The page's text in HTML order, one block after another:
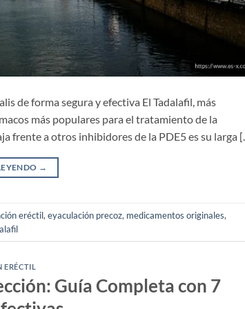
de forma segura y efectiva El Tadalafil, más
más populares para el tratamiento de la
frente a otros inhibidores de la PDE5 es su larga
→
eréctil, eyaculación precoz, medicamentos originales,
ERÉCTIL
Guía Completa con 7